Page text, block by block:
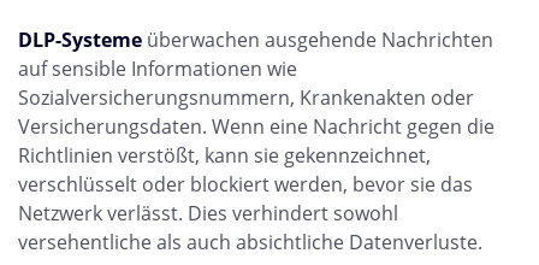
DLP-Systeme überwachen ausgehende Nachrichten
auf sensible Informationen wie
Sozialversicherungsnummern, Krankenakten oder
Versicherungsdaten. Wenn eine Nachricht gegen die
Richtlinien verstößt, kann sie gekennzeichnet,
verschlüsselt oder blockiert werden, bevor sie das
Netzwerk verlässt. Dies verhindert sowohl
versehentliche als auch absichtliche Datenverluste.